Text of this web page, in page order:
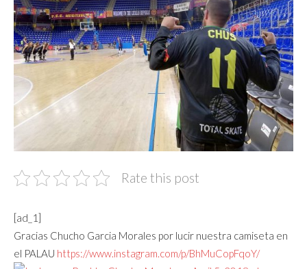
Rate this post
[ad_1]
Gracias Chucho Garcia Morales por lucir nuestra camiseta en
el PALAU https://www.instagram.com/p/BhMuCopFqoY/